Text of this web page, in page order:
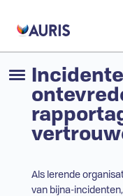
Als lerende
van bijna-